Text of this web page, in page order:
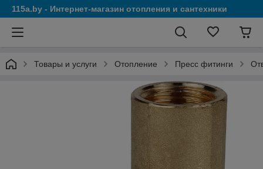
115a.by - Интернет-магазин отопления и сантехники
Товары и услуги Отопление Пресс фитинги